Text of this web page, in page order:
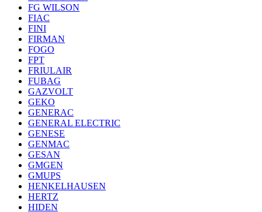
FG WILSON
FIAC
FINI
FIRMAN
FOGO
FPT
FRIULAIR
FUBAG
GAZVOLT
GEKO
GENERAC
GENERAL ELECTRIC
GENESE
GENMAC
GESAN
GMGEN
GMUPS
HENKELHAUSEN
HERTZ
HIDEN